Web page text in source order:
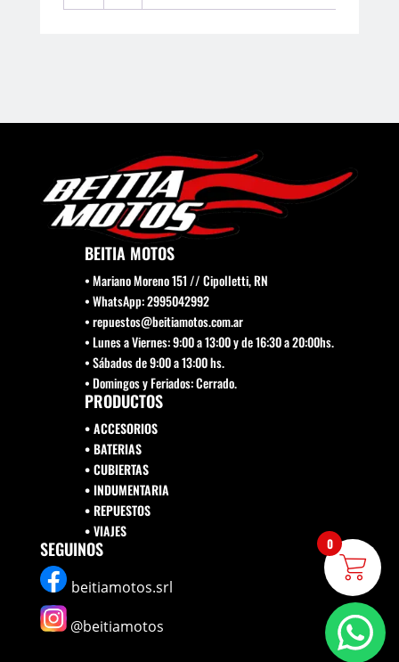
BEITIA MOTOS
• Mariano Moreno 151 // Cipolletti, RN
• WhatsApp: 2995042992
• repuestos@beitiamotos.com.ar
• Lunes a Viernes: 9:00 a 13:00 y de 16:30 a 20:00hs.
• Sábados de 9:00 a 13:00 hs.
• Domingos y Feriados: Cerrado.
PRODUCTOS
• ACCESORIOS
• BATERIAS
• CUBIERTAS
• INDUMENTARIA
• REPUESTOS
•VIAJES
SEGUINOS
beitiamotos.srl
@beitiamotos
0